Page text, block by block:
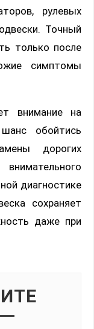
рулевых
Точный
только после
симптомы
внимание на
обойтись
дорогих
диагностике
сохраняет
даже при